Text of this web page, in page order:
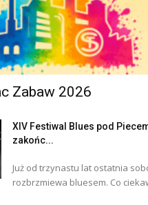
Zabaw 2026
XIV Festiwal Blues pod
zakońc...
Już od trzynastu lat ostatnia
rozbrzmiewa bluesem. Co